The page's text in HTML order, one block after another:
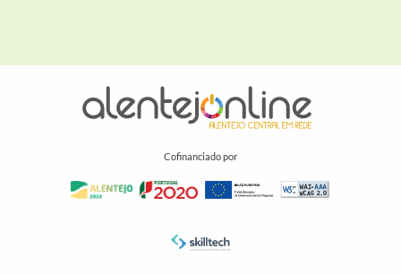
Cofinanciado por